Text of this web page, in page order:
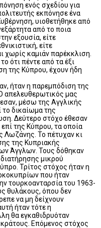
ενός σχεδίου για
εκπόνησε ένα
υιοθετήθηκε από
από το ποια
εξουσία, είτε
είτε
χωρίς καμιάν παρέκκλιση.
ότι πέντε από τα έξι
της Κύπρου, έχουν ήδη
ήταν η παρεμπόδιση της
απελευθερωτικός μας
μέσω της Αγγλικής
δικαίωμα της
Δεύτερο στόχο έθεσαν
της Κύπρου, τα οποία
Λωζάνης. Το πέτυχαν κι
της Κυπριακής
Άγγλων. Τους δόθηκαν
μικρού
Τρίτος στόχος ήταν η
που ήταν
τουρκοανταρσία του 1963-
θυλάκους, όπου δεν
να μη δείχνουν
ήταν τότε η
θα εγκαθιδρυόταν
Επόμενος στόχος